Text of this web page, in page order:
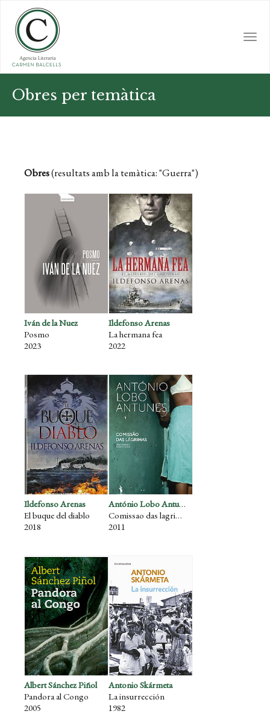
main
content
Obres per temàtica
Obres(resultats amb la temàtica: "Guerra")
Iván de la Nuez
Posmo
2023
Ildefonso Arenas
La hermana fea
2022
Ildefonso Arenas
El buque del diablo
2018
António Lobo Antunes
Comissao das lagrimas
2011
Albert Sánchez Piñol
Pandora al Congo
2005
Antonio Skármeta
La insurrección
1982